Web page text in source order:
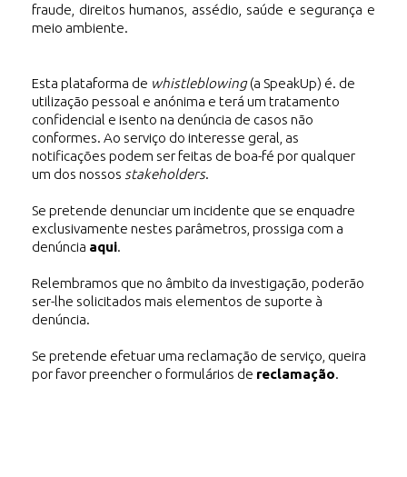
fraude, direitos humanos, assédio, saúde e segurança e
meio ambiente.
Esta plataforma de whistleblowing(a SpeakUp) é. de
utilização pessoal e anónima e terá um tratamento
confidencial e isento na denúncia de casos não
conformes. Ao serviço do interesse geral, as
notificações podem ser feitas de boa-fé por qualquer
um dos nossos stakeholders.
Se pretende denunciar um incidente que se enquadre
exclusivamente nestes parâmetros, prossiga com a
denúncia aqui.
Relembramos que no âmbito da investigação, poderão
ser-lhe solicitados mais elementos de suporte à
denúncia.
Se pretende efetuar uma reclamação de serviço, queira
por favor preencher o formulários de reclamação.